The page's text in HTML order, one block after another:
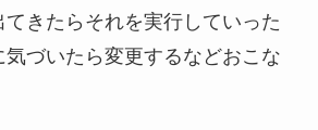
きたらそれを実行していった
気づいたら変更するなどおこな